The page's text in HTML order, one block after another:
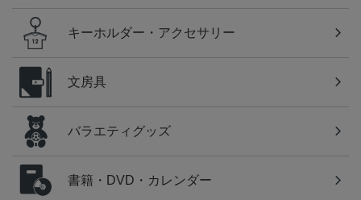
キーホルダー・アクセサリー
文房具
バラエティグッズ
書籍・DVD・カレンダー